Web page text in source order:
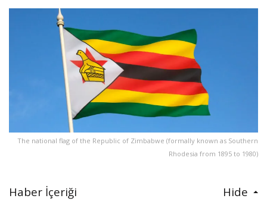
The national flag of the Republic of Zimbabwe (formally known as Southern
Rhodesia from 1895 to 1980)
Haber İçeriği Hide